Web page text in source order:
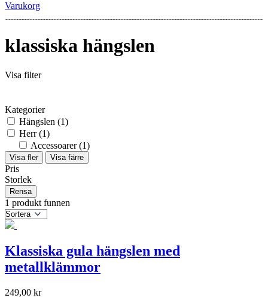
Varukorg
klassiska hängslen
Visa filter
Kategorier
Hängslen (1)
Herr (1)
Accessoarer (1)
Visa fler Visa färre
Pris
Storlek
Rensa
1 produkt funnen
Klassiska gula hängslen med
metallklämmor
249,00 kr